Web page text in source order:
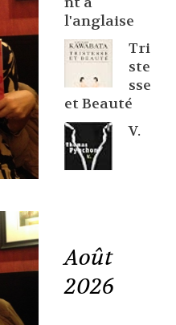
l'anglaise
Tri
ste
sse
et Beauté
V.
Août
2026